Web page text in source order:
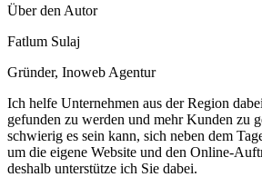
Über den Autor
Fatlum Sulaj
Gründer, Inoweb Agentur
Ich helfe Unternehmen aus der Region
gefunden zu werden und mehr Kunden zu
schwierig es sein kann, sich neben dem
um die eigene Website und den Online-
deshalb unterstütze ich Sie dabei.